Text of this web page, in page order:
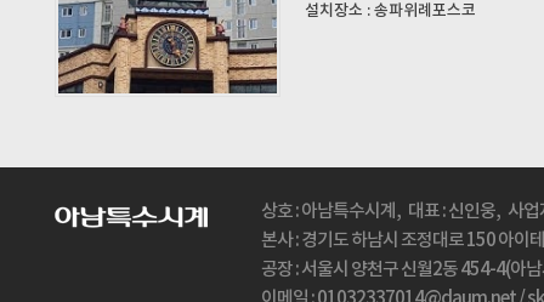
설치장소 : 송파위례포스코
상호 : 아남특수시계, 대표 : 신인웅, 사
본사 : 경기도 하남시 조정대로 150 아
공장 : 서울시 양천구 신월2동 454-4(